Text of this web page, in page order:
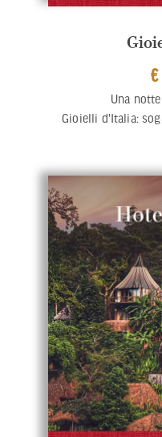
Una
Gioielli d'Italia: